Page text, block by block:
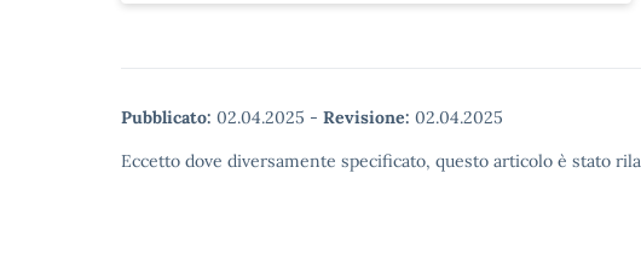
Pubblicato: 02.04.2025 - Revisione: 02.04.2025
Eccetto dove diversamente specificato, questo articolo è stato